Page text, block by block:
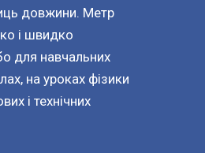
довжини. Метр
і швидко
для навчальних
на уроках фізики
і технічних